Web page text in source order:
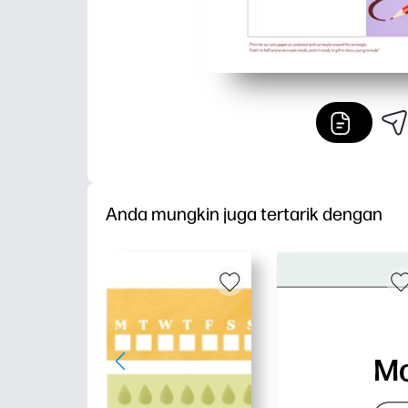
Anda mungkin juga tertarik dengan